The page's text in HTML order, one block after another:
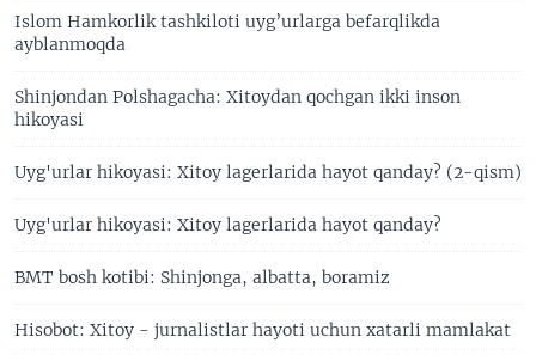
Islom Hamkorlik tashkiloti uyg’urlarga befarqlikda
ayblanmoqda
Shinjondan Polshagacha: Xitoydan qochgan ikki inson
hikoyasi
Uyg'urlar hikoyasi: Xitoy lagerlarida hayot qanday? (2-qism)
Uyg'urlar hikoyasi: Xitoy lagerlarida hayot qanday?
BMT bosh kotibi: Shinjonga, albatta, boramiz
Hisobot: Xitoy - jurnalistlar hayoti uchun xatarli mamlakat